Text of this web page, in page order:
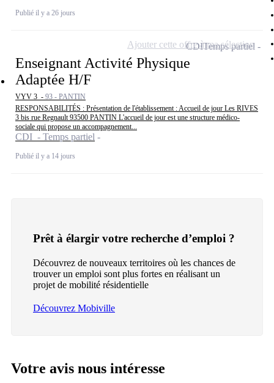
Publié il y a 26 jours
Enseignant Activité Physique
Adaptée H/F
VYV 3 - 93 - PANTIN
RESPONSABILITÉS : Présentation de l'établissement : Accueil de jour Les RIVES
3 bis rue Regnault 93500 PANTIN L'accueil de jour est une structure médico-
sociale qui propose un accompagnement...
CDI - Temps partiel
Publié il y a 14 jours
CDITemps partiel
Ajouter cette offre à ma sélection
Prêt à élargir votre recherche d’emploi ?
Découvrez de nouveaux territoires où les chances de
trouver un emploi sont plus fortes en réalisant un
projet de mobilité résidentielle
Découvrez Mobiville
Votre avis nous intéresse